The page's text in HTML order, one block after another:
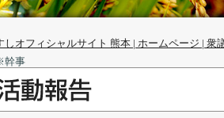
しオフィシャルサイト 熊本 | ホームページ | 衆
事